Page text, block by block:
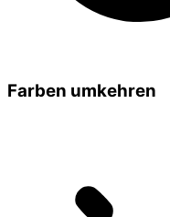
Farben umkehren